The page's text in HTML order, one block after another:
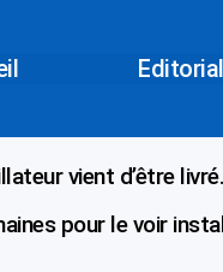
Editorial
vient d’être livré.
pour le voir